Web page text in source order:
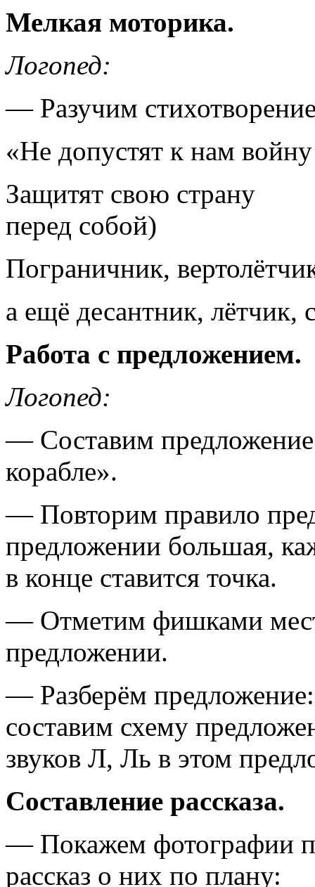
Мелкая моторика.
Логопед:
— Разучим
«Не допустят к нам
Защитят свою
перед собой)
Пограничник,
а ещё десантник, лётчик,
Работа с предложением.
Логопед:
— Составим
корабле».
— Повторим правило
предложении большая,
в конце ставится точка.
— Отметим фишками
предложении.
— Разберём предложение:
составим схему
звуков Л, Ль в этом
Составление рассказа.
— Покажем фотографии
рассказ о них по плану: